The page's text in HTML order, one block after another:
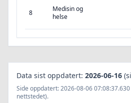
8
Medisin og
helse
Data sist oppdatert: 2026-06-16
Side oppdatert: 2026-08-06
nettstedet).